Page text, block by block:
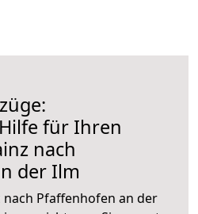
für Ihren
nach
der Ilm
Pfaffenhofen an der